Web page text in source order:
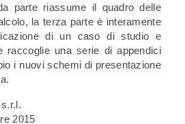
parte riassume il quadro delle
la terza parte è interamente
di un caso di studio e
raccoglie una serie di appendici
i nuovi schemi di presentazione
2015